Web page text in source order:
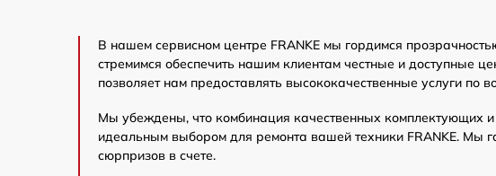
В нашем сервисном центре FRANKE мы гордимся
стремимся обеспечить нашим клиентам честные и доступные
позволяет нам предоставлять высококачественные услуги
Мы убеждены, что комбинация качественных комплектующих
идеальным выбором для ремонта вашей техники FRANKE. Мы
сюрпризов в счете.